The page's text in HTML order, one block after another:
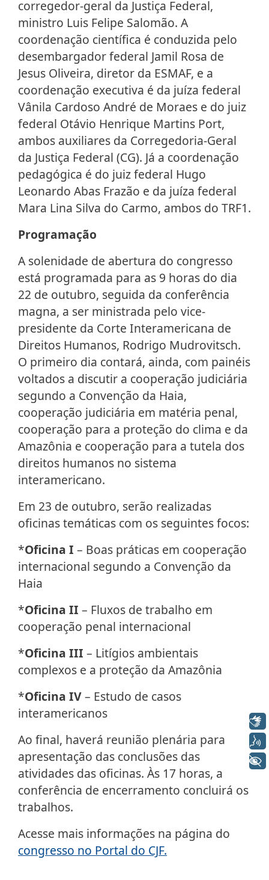
corregedor-geral da Justiça Federal,
ministro Luis Felipe Salomão. A
coordenação científica é conduzida pelo
desembargador federal Jamil Rosa de
Jesus Oliveira, diretor da ESMAF, e a
coordenação executiva é da juíza federal
Vânila Cardoso André de Moraes e do juiz
federal Otávio Henrique Martins Port,
ambos auxiliares da Corregedoria-Geral
da Justiça Federal (CG). Já a coordenação
pedagógica é do juiz federal Hugo
Leonardo Abas Frazão e da juíza federal
Mara Lina Silva do Carmo, ambos do TRF1.
Programação
A solenidade de abertura do congresso
está programada para as 9 horas do dia
22 de outubro, seguida da conferência
magna, a ser ministrada pelo vice-
presidente da Corte Interamericana de
Direitos Humanos, Rodrigo Mudrovitsch.
O primeiro dia contará, ainda, com painéis
voltados a discutir a cooperação judiciária
segundo a Convenção da Haia,
cooperação judiciária em matéria penal,
cooperação para a proteção do clima e da
Amazônia e cooperação para a tutela dos
direitos humanos no sistema
interamericano.
Em 23 de outubro, serão realizadas
oficinas temáticas com os seguintes focos:
*Oficina I – Boas práticas em cooperação
internacional segundo a Convenção da
Haia
*Oficina II – Fluxos de trabalho em
cooperação penal internacional
*Oficina III – Litígios ambientais
complexos e a proteção da Amazônia
*Oficina IV– Estudo de casos
interamericanos
Ao final, haverá reunião plenária para
apresentação das conclusões das
atividades das oficinas. Às 17 horas, a
conferência de encerramento concluirá os
trabalhos.
Acesse mais informações na página do
congresso no Portal do CJF.
Voz
+ Acessibilidade